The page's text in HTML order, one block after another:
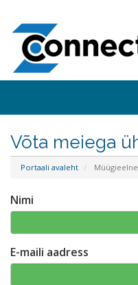
Võta meiega
Portaali avaleht
Nimi
E-maili aadress